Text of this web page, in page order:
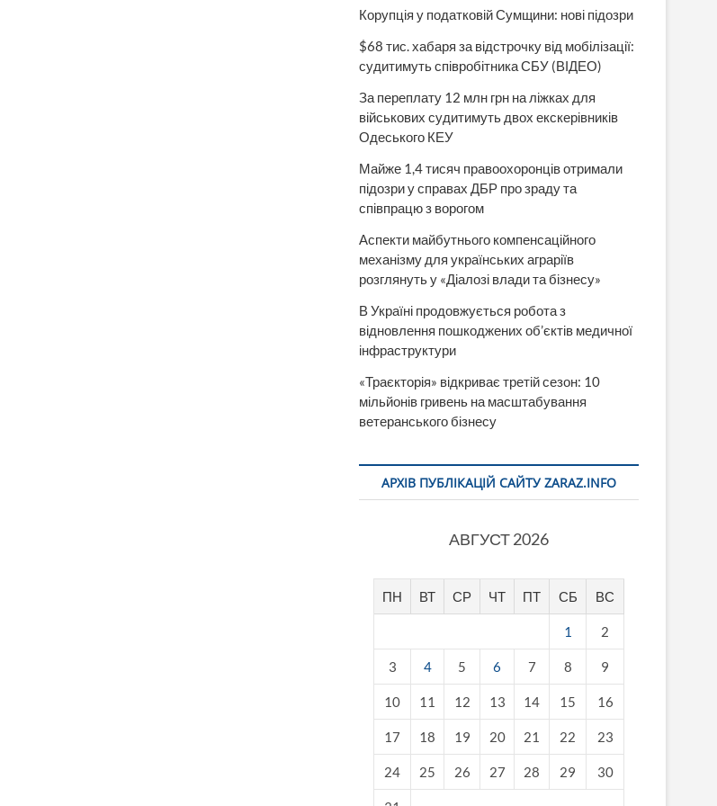
Корупція у податковій Сумщини: нові підозри
$68 тис. хабаря за відстрочку від мобілізації:
судитимуть співробітника СБУ (ВІДЕО)
За переплату 12 млн грн на ліжках для
військових судитимуть двох екскерівників
Одеського КЕУ
Майже 1,4 тисяч правоохоронців отримали
підозри у справах ДБР про зраду та
співпрацю з ворогом
Аспекти майбутнього компенсаційного
механізму для українських аграріїв
розглянуть у «Діалозі влади та бізнесу»
В Україні продовжується робота з
відновлення пошкоджених об’єктів медичної
інфраструктури
«Траєкторія» відкриває третій сезон: 10
мільйонів гривень на масштабування
ветеранського бізнесу
АРХІВ ПУБЛІКАЦІЙ САЙТУ ZARAZ.INFO
АВГУСТ 2026
ПН ВТ СР ЧТ ПТ СБ ВС
1 2
3 4 5 6 7 8 9
10 11 12 13 14 15 16
17 18 19 20 21 22 23
24 25 26 27 28 29 30